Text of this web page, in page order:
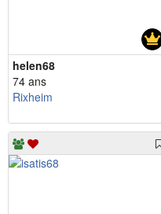
helen68
74 ans
Rixheim